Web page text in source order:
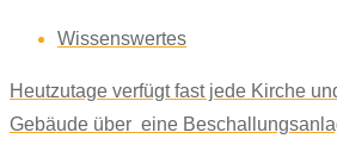
Wissenswertes
Heutzutage verfügt fast jede Kirche
Gebäude über eine